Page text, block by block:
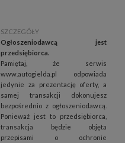
SZCZEGÓŁY
Ogłoszeniodawcą jest
przedsiębiorca.
Pamiętaj, że serwis
www.autogielda.pl odpowiada
jedynie za prezentację oferty, a
samej transakcji dokonujesz
bezpośrednio z ogłoszeniodawcą.
Ponieważ jest to przedsiębiorca,
transakcja będzie objęta
przepisami o ochronie